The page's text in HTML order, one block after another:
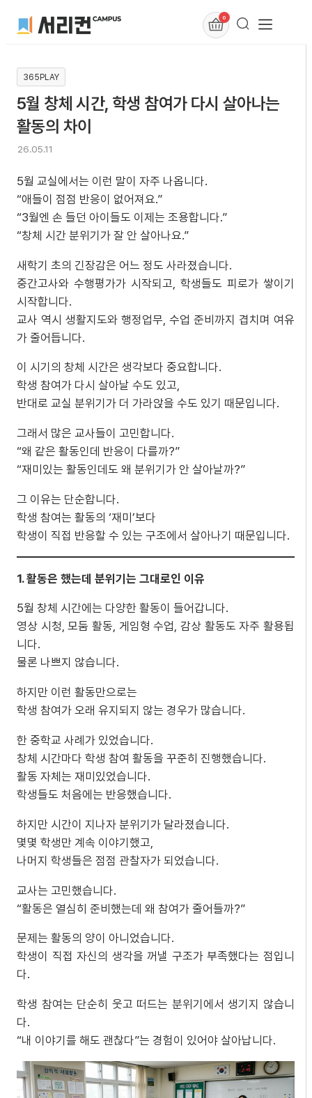
0
365PLAY
5월 창체 시간, 학생 참여가 다시 살아나는
활동의 차이
26.05.11
5월 교실에서는 이런 말이 자주 나옵니다.
“애들이 점점 반응이 없어져요.”
“3월엔 손 들던 아이들도 이제는 조용합니다.”
“창체 시간 분위기가 잘 안 살아나요.”
새학기 초의 긴장감은 어느 정도 사라졌습니다.
중간고사와 수행평가가 시작되고, 학생들도 피로가 쌓이기
시작합니다.
교사 역시 생활지도와 행정업무, 수업 준비까지 겹치며 여유
가 줄어듭니다.
이 시기의 창체 시간은 생각보다 중요합니다.
학생 참여가 다시 살아날 수도 있고,
반대로 교실 분위기가 더 가라앉을 수도 있기 때문입니다.
그래서 많은 교사들이 고민합니다.
“왜 같은 활동인데 반응이 다를까?”
“재미있는 활동인데도 왜 분위기가 안 살아날까?”
그 이유는 단순합니다.
학생 참여는 활동의 ‘재미’보다
학생이 직접 반응할 수 있는 구조에서 살아나기 때문입니다.
1. 활동은 했는데 분위기는 그대로인 이유
5월 창체 시간에는 다양한 활동이 들어갑니다.
영상 시청, 모둠 활동, 게임형 수업, 감상 활동도 자주 활용됩
니다.
물론 나쁘지 않습니다.
하지만 이런 활동만으로는
학생 참여가 오래 유지되지 않는 경우가 많습니다.
한 중학교 사례가 있었습니다.
창체 시간마다 학생 참여 활동을 꾸준히 진행했습니다.
활동 자체는 재미있었습니다.
학생들도 처음에는 반응했습니다.
하지만 시간이 지나자 분위기가 달라졌습니다.
몇몇 학생만 계속 이야기했고,
나머지 학생들은 점점 관찰자가 되었습니다.
교사는 고민했습니다.
“활동은 열심히 준비했는데 왜 참여가 줄어들까?”
문제는 활동의 양이 아니었습니다.
학생이 직접 자신의 생각을 꺼낼 구조가 부족했다는 점입니
다.
학생 참여는 단순히 웃고 떠드는 분위기에서 생기지 않습니
다.
“내 이야기를 해도 괜찮다”는 경험이 있어야 살아납니다.